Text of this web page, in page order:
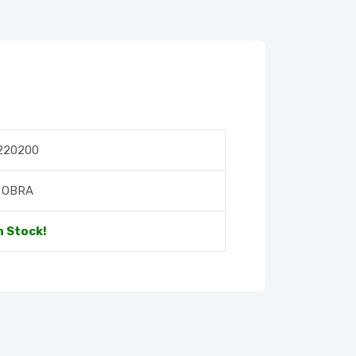
OBRA
Stock!